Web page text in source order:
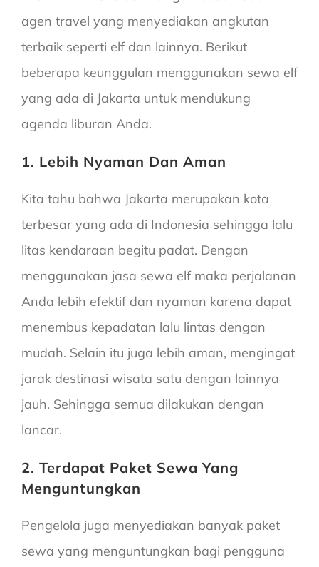
agen travel yang menyediakan angkutan
terbaik seperti elf dan lainnya. Berikut
beberapa keunggulan menggunakan sewa elf
yang ada di Jakarta untuk mendukung
agenda liburan Anda.
1. Lebih Nyaman Dan Aman
Kita tahu bahwa Jakarta merupakan kota
terbesar yang ada di Indonesia sehingga lalu
litas kendaraan begitu padat. Dengan
menggunakan jasa sewa elf maka perjalanan
Anda lebih efektif dan nyaman karena dapat
menembus kepadatan lalu lintas dengan
mudah. Selain itu juga lebih aman, mengingat
jarak destinasi wisata satu dengan lainnya
jauh. Sehingga semua dilakukan dengan
lancar.
2. Terdapat Paket Sewa Yang
Menguntungkan
Pengelola juga menyediakan banyak paket
sewa yang menguntungkan bagi pengguna